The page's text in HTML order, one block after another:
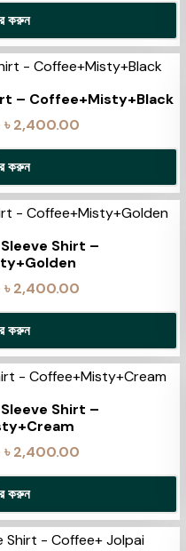
করুন
– Coffee+Misty+Black
৳2,400.00
করুন
Shirt –
৳2,400.00
করুন
Shirt –
৳2,400.00
করুন